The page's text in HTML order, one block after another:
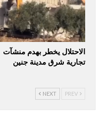
الاحتلال يخطر بهدم منشآت
تجارية شرق مدينة جنين
NEXT